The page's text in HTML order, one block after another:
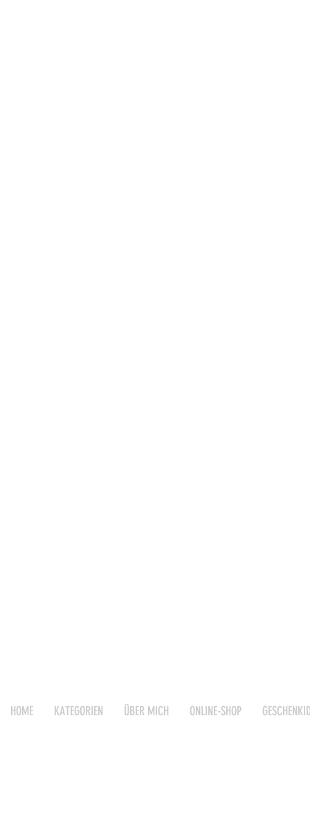
HOME KATEGORIEN ÜBER MICH ONLINE-SHOP